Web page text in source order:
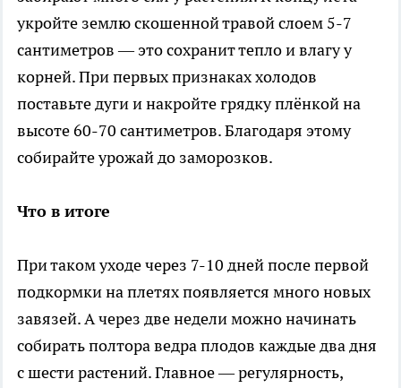
укройте землю скошенной травой слоем 5-7
сантиметров — это сохранит тепло и влагу у
корней. При первых признаках холодов
поставьте дуги и накройте грядку плёнкой на
высоте 60-70 сантиметров. Благодаря этому
собирайте урожай до заморозков.
Что в итоге
При таком уходе через 7-10 дней после первой
подкормки на плетях появляется много новых
завязей. А через две недели можно начинать
собирать полтора ведра плодов каждые два дня
с шести растений. Главное — регулярность,